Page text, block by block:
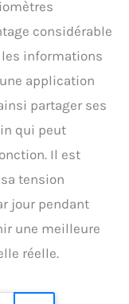
considérable
les informations
application
partager ses
qui peut
Il est
tension
jour pendant
une meilleure
réelle.